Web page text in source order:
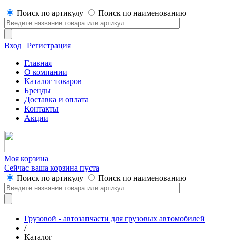
Поиск по артикулу Поиск по наименованию
Вход | Регистрация
Главная
О компании
Каталог товаров
Бренды
Доставка и оплата
Контакты
Акции
Моя корзина
Сейчас ваша корзина пуста
Поиск по артикулу
Поиск по наименованию
Грузовой - автозапчасти для грузовых автомобилей
/
Каталог